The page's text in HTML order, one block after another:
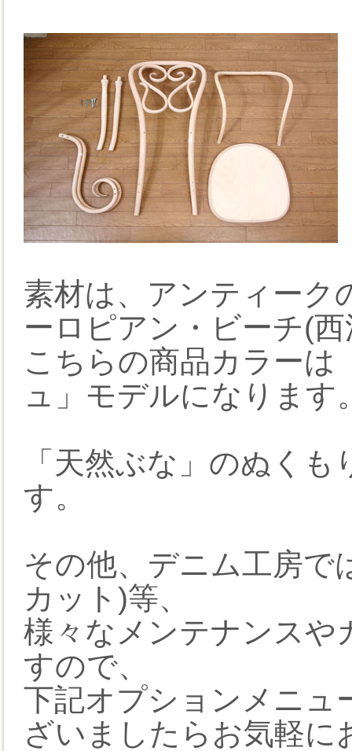
素材は、アンティーク
ーロピアン・ビーチ(
こちらの商品カラーは
ュ」モデルになります
「天然ぶな」のぬく
す。
その他、デニム工房で
カット)等、
様々なメンテナンスや
すので、
下記オプションメニュ
ざいましたらお気軽に